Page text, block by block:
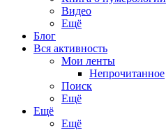
Видео
Ещё
Блог
Вся активность
Мои ленты
Непрочитанное
Поиск
Ещё
Ещё
Ещё